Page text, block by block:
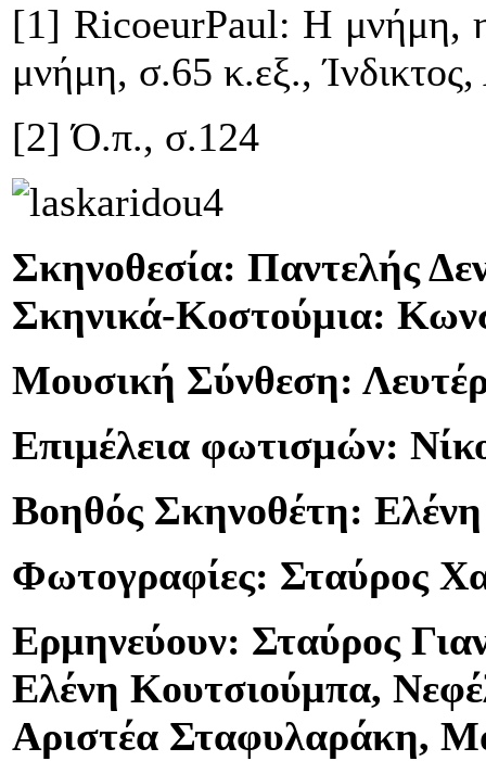
[1] RicoeurPaul: Η μνήμη,
μνήμη, σ.65 κ.εξ.,
[2] Ό.π., σ.124
Σκηνοθεσία: Παντελής
Σκηνικά-Κοστούμια:
Μουσική Σύνθεση:
Επιμέλεια φωτισμών:
Βοηθός Σκηνοθέτη: Ελένη
Φωτογραφίες: Σταύρος
Ερμηνεύουν: Σταύρος
Ελένη Κουτσιούμπα,
Αριστέα Σταφυλαράκη,